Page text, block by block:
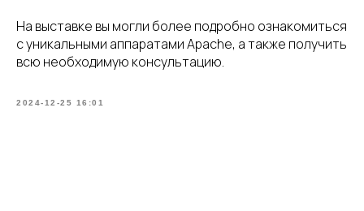
На выставке вы могли более подробно ознакомиться
с уникальными аппаратами Apache, а также получить
всю необходимую консультацию.
2024-12-25 16:01